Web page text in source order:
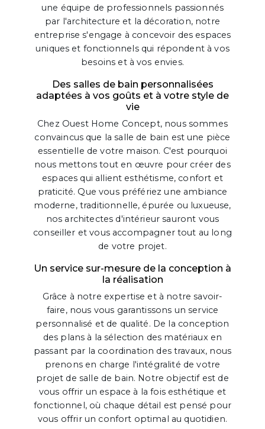
une équipe de professionnels passionnés
par l'architecture et la décoration, notre
entreprise s'engage à concevoir des espaces
uniques et fonctionnels qui répondent à vos
besoins et à vos envies.
Des salles de bain personnalisées
adaptées à vos goûts et à votre style de
vie
Chez Ouest Home Concept, nous sommes
convaincus que la salle de bain est une pièce
essentielle de votre maison. C'est pourquoi
nous mettons tout en œuvre pour créer des
espaces qui allient esthétisme, confort et
praticité. Que vous préfériez une ambiance
moderne, traditionnelle, épurée ou luxueuse,
nos architectes d'intérieur sauront vous
conseiller et vous accompagner tout au long
de votre projet.
Un service sur-mesure de la conception à
la réalisation
Grâce à notre expertise et à notre savoir-
faire, nous vous garantissons un service
personnalisé et de qualité. De la conception
des plans à la sélection des matériaux en
passant par la coordination des travaux, nous
prenons en charge l'intégralité de votre
projet de salle de bain. Notre objectif est de
vous offrir un espace à la fois esthétique et
fonctionnel, où chaque détail est pensé pour
vous offrir un confort optimal au quotidien.